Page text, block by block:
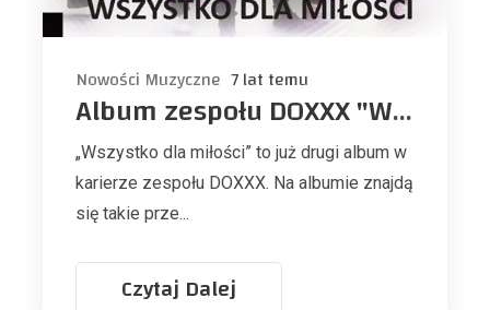
Nowości Muzyczne 7 lat temu
Album zespołu DOXXX "Wszystko dla miłości"
„Wszystko dla miłości” to już drugi album w
karierze zespołu DOXXX. Na albumie znajdą
się takie prze...
Czytaj Dalej